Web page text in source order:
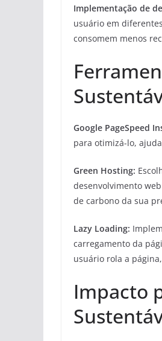
Implementação de
usuário em
consomem menos
Google PageSpeed
para otimizá-lo,
Green Hosting:
desenvolvimento
de carbono da sua
Lazy Loading:
carregamento da
usuário rola a
Impacto